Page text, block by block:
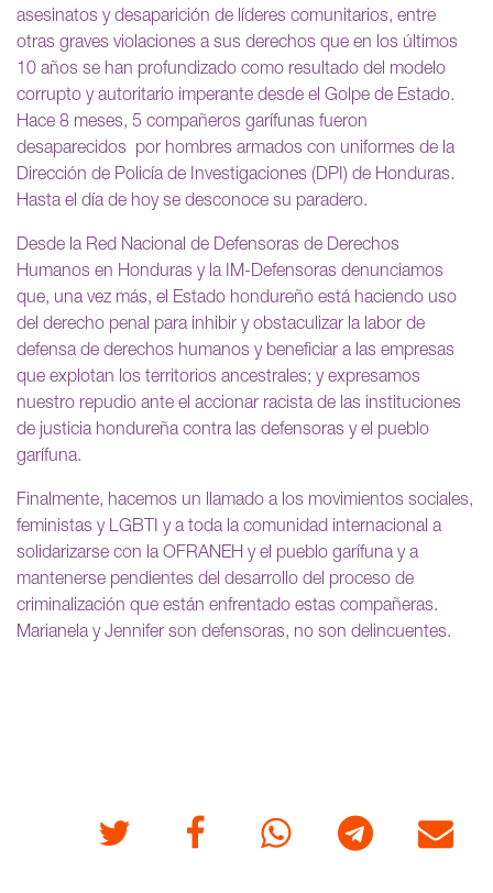
asesinatos y desaparición de líderes comunitarios, entre
otras graves violaciones a sus derechos que en los últimos
10 años se han profundizado como resultado del modelo
corrupto y autoritario imperante desde el Golpe de Estado.
Hace 8 meses, 5 compañeros garífunas fueron
desaparecidos por hombres armados con uniformes de la
Dirección de Policía de Investigaciones (DPI) de Honduras.
Hasta el día de hoy se desconoce su paradero.
Desde la Red Nacional de Defensoras de Derechos
Humanos en Honduras y la IM-Defensoras denunciamos
que, una vez más, el Estado hondureño está haciendo uso
del derecho penal para inhibir y obstaculizar la labor de
defensa de derechos humanos y beneficiar a las empresas
que explotan los territorios ancestrales; y expresamos
nuestro repudio ante el accionar racista de las instituciones
de justicia hondureña contra las defensoras y el pueblo
garífuna.
Finalmente, hacemos un llamado a los movimientos sociales,
feministas y LGBTI y a toda la comunidad internacional a
solidarizarse con la OFRANEH y el pueblo garífuna y a
mantenerse pendientes del desarrollo del proceso de
criminalización que están enfrentado estas compañeras.
Marianela y Jennifer son defensoras, no son delincuentes.
Twitter FacebookWhatsappTelegram Correo